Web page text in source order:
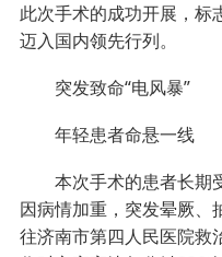
此次手术的成功开展，标
迈入国内领先行列。
突发致命“电风暴”
年轻患者命悬一线
本次手术的患者长期
因病情加重，突发晕厥、
往济南市第四人民医院救